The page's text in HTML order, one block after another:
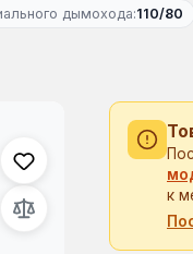
дымохода:110/80
к